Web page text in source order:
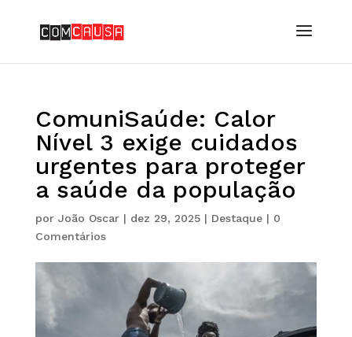
ComuniSaúde: Calor
Nível 3 exige cuidados
urgentes para proteger
a saúde da população
por João Oscar| dez 29, 2025| Destaque| 0
Comentários